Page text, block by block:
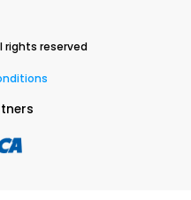
rights reserved